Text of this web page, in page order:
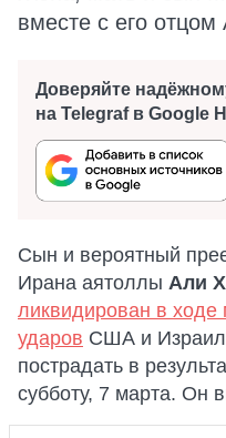
вместе с его
Доверяйте
на Telegraf в Google
Сын и вероятный
Ирана аятоллы Али
ликвидирован в ходе
ударов США и
пострадать в
субботу, 7 марта. Он